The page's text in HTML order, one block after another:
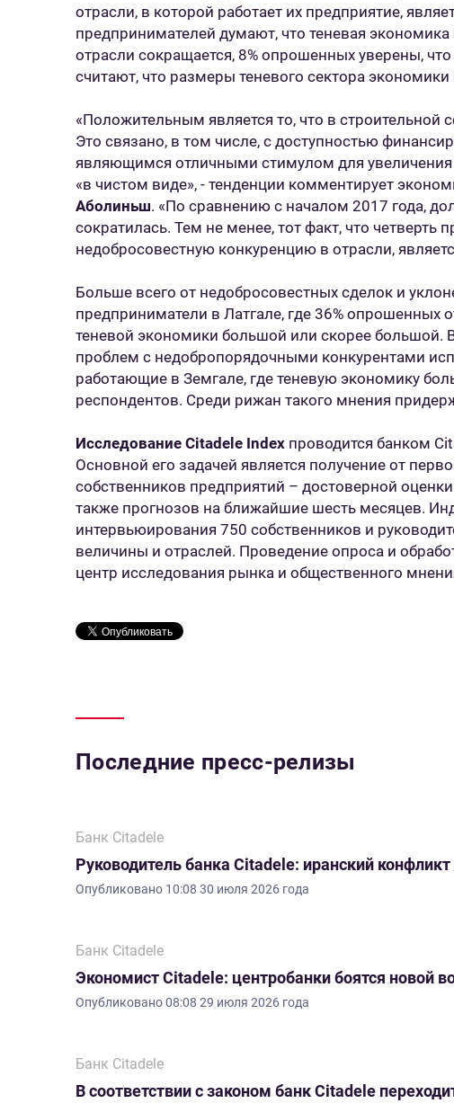
отрасли, в которой работает их предприятие,
предпринимателей думают, что теневая
отрасли сокращается, 8% опрошенных уверены, что
считают, что размеры теневого сектора
«Положительным является то, что в
Это связано, в том числе, с доступностью
являющимся отличными стимулом для увеличения
«в чистом виде», - тенденции комментирует
Аболиньш. «По сравнению с началом 2017 года,
сократилась. Тем не менее, тот факт, что
недобросовестную конкуренцию в отрасли,
Больше всего от недобросовестных сделок и
предприниматели в Латгале, где 36% опрошенных
теневой экономики большой или скорее большой.
проблем с недобропорядочными конкурентами
работающие в Земгале, где теневую экономику
респондентов. Среди рижан такого мнения
Исследование Citadele Index проводится банком
Основной его задачей является получение от
собственников предприятий – достоверной
также прогнозов на ближайшие шесть месяцев.
интервьюирования 750 собственников и
величины и отраслей. Проведение опроса и
центр исследования рынка и общественного
Последние пресс-релизы
Банк Citadele
Руководитель банка Citadele: иранский
Опубликовано 10:08 30 июля 2026 года
Банк Citadele
Экономист Citadele: центробанки боятся новой
Опубликовано08:08 29 июля 2026 года
Банк Citadele
В соответствии с законом банк Citadele